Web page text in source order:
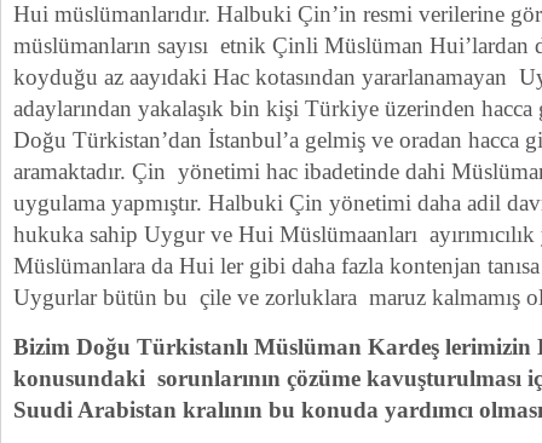
Hui müslümanlarıdır. Halbuki Çin’in resmi verilerine
müslümanların sayısı etnik Çinli Müslüman Hui’lardan
koyduğu az aayıdaki Hac kotasından yararlanamayan
adaylarından yakalaşık bin kişi Türkiye üzerinden
Doğu Türkistan’dan İstanbul’a gelmiş ve oradan hacca
aramaktadır. Çin yönetimi hac ibadetinde dahi
uygulama yapmıştır. Halbuki Çin yönetimi daha adil
hukuka sahip Uygur ve Hui Müslümaanları
Müslümanlara da Hui ler gibi daha fazla kontenjan
Uygurlar bütün bu çile ve zorluklara maruz kalmamış
Bizim Doğu Türkistanlı Müslüman Kardeş lerimizin
konusundaki sorunlarının çözüme kavuşturulması
Suudi Arabistan kralının bu konuda yardımcı